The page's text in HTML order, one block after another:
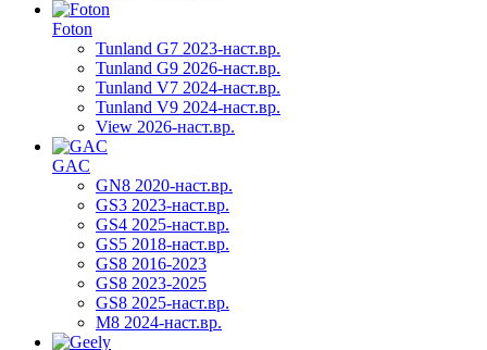
Foton
Tunland G7 2023-наст.вр.
Tunland G9 2026-наст.вр.
Tunland V7 2024-наст.вр.
Tunland V9 2024-наст.вр.
View 2026-наст.вр.
GAC
GN8 2020-наст.вр.
GS3 2023-наст.вр.
GS4 2025-наст.вр.
GS5 2018-наст.вр.
GS8 2016-2023
GS8 2023-2025
GS8 2025-наст.вр.
M8 2024-наст.вр.